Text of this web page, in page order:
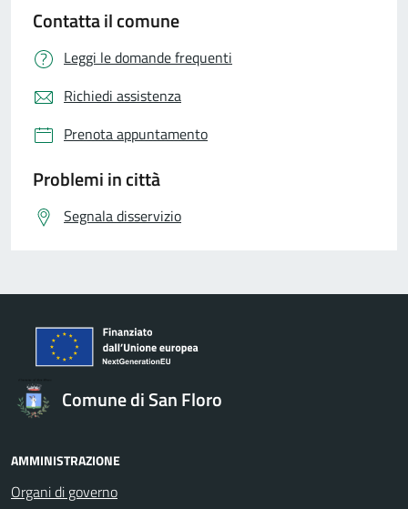
Contatta il comune
Leggi le domande frequenti
Richiedi assistenza
Prenota appuntamento
Problemi in città
Segnala disservizio
Comune di San Floro
AMMINISTRAZIONE
Organi di governo